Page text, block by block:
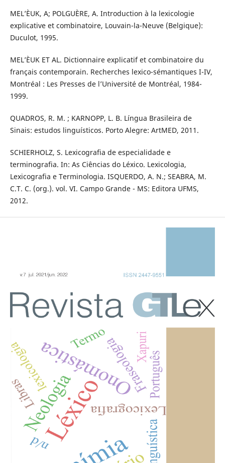
MEL’ÈUK, A; POLGUÈRE, A. Introduction à la lexicologie
explicative et combinatoire, Louvain-la-Neuve (Belgique):
Duculot, 1995.
MEL’ÈUK ET AL. Dictionnaire explicatif et combinatoire du
français contemporain. Recherches lexico-sémantiques I-IV,
Montréal : Les Presses de l’Université de Montréal, 1984-
1999.
QUADROS, R. M. ; KARNOPP, L. B. Língua Brasileira de
Sinais: estudos linguísticos. Porto Alegre: ArtMED, 2011.
SCHIERHOLZ, S. Lexicografia de especialidade e
terminografia. In: As Ciências do Léxico. Lexicologia,
Lexicografia e Terminologia. ISQUERDO, A. N.; SEABRA, M.
C.T. C. (org.). vol. VI. Campo Grande - MS: Editora UFMS,
2012.